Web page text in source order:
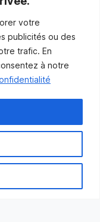
votre
publicités ou des
trafic. En
à notre
urgences.
nouvelles